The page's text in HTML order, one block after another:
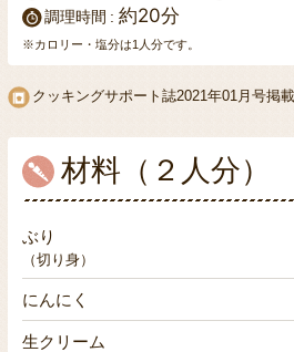
調理時間 約20分
※カロリー・塩分は1人分です。
クッキングサポート誌2021年01月号掲載
材料（２人分）
ぶり
（切り身）
にんにく
生クリーム